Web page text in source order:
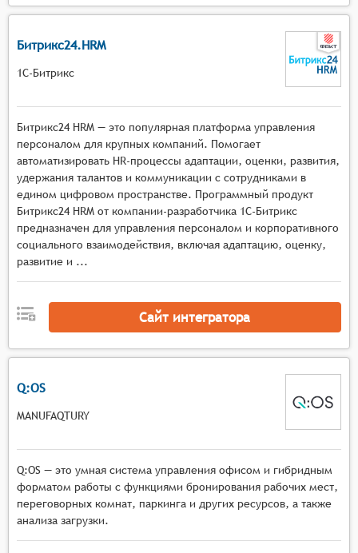
Битрикс24.HRM
1С-Битрикс
Битрикс24 HRM — это популярная платформа управления
персоналом для крупных компаний. Помогает
автоматизировать HR-процессы адаптации, оценки, развития,
удержания талантов и коммуникации с сотрудниками в
едином цифровом пространстве. Программный продукт
Битрикс24 HRM от компании-разработчика 1С-Битрикс
предназначен для управления персоналом и корпоративного
социального взаимодействия, включая адаптацию, оценку,
развитие и ...
Сайт интегратора
Q:OS
MANUFAQTURY
Q:OS — это умная система управления офисом и гибридным
форматом работы с функциями бронирования рабочих мест,
переговорных комнат, паркинга и других ресурсов, а также
анализа загрузки.